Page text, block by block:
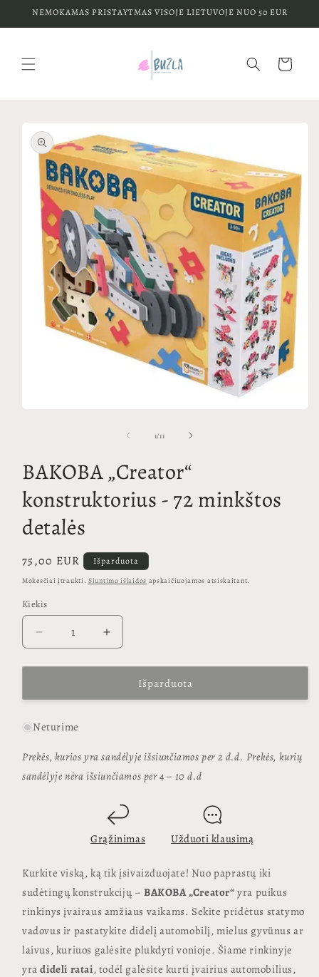
Eiti į
NEMOKAMAS PRISTAYTMAS VISOJE LIETUVOJE NUO 50 EUR
Krepšelis
informacijos
apie gaminį
1/iš
11
BAKOBA „Creator“
konstruktorius - 72 minkštos
detalės
Įprasta
kaina
75,00 EUR Išparduota
Mokesčiai įtraukti. Siuntimo išlaidos apskaičiuojamos atsiskaitant.
Kiekis
Sumažinti
BAKOBA
„Creator“
-
minkštos
kiekį
Padidinti
BAKOBA
„Creator“
konstruktorius
-
kiekį
Išparduota
Neturime
Prekės, kurios yra sandėlyje išsiunčiamos per 2 d.d. Prekės, kurių
sandėlyje nėra išsiunčiamos per 4 – 10 d.d
Grąžinimas Užduoti klausimą
Kurkite viską, ką tik įsivaizduojate! Nuo paprastų iki
sudėtingų konstrukcijų –BAKOBA „Creator“ yra puikus
rinkinys įvairaus amžiaus vaikams. Sekite pridėtus statymo
vadovus ir pastatykite didelį automobilį, mielus gyvūnus ar
laivus, kuriuos galėsite plukdyti vonioje. Šiame rinkinyje
yradideli ratai, todėl galėsite kurti įvairius automobilius,